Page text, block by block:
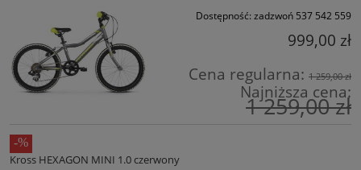
Dostępność: zadzwoń 537 542 559
999,00 zł
Cena regularna: 1 259,00 zł
Najniższa cena:
1 259,00 zł
Kross HEXAGON MINI 1.0 czerwony